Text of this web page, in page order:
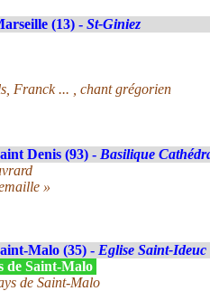
(13) - St-Giniez
Franck ... , chant grégorien
Denis (93) - Basilique
»
Malo (35) - Eglise Saint-Ideuc
de Saint-Malo
de Saint-Malo